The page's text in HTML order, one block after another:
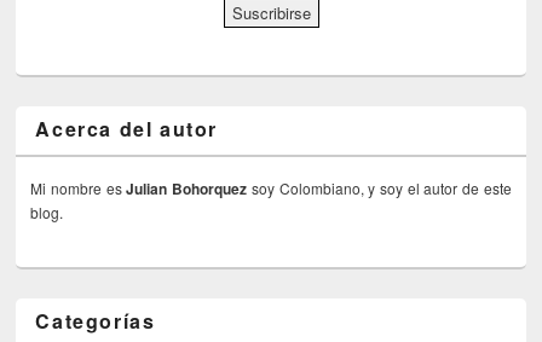
Acerca del autor
Mi nombre esJulian Bohorquez soy Colombiano, y soy el autor de este
blog.
Categorías